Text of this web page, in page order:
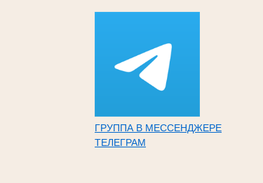
ГРУППА В МЕССЕНДЖЕРЕ
ТЕЛЕГРАМ